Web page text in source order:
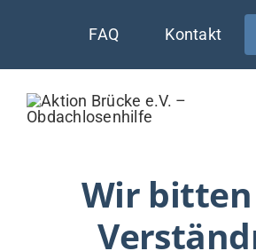
springen
FAQ Kontakt
AKTUELLES
Wir